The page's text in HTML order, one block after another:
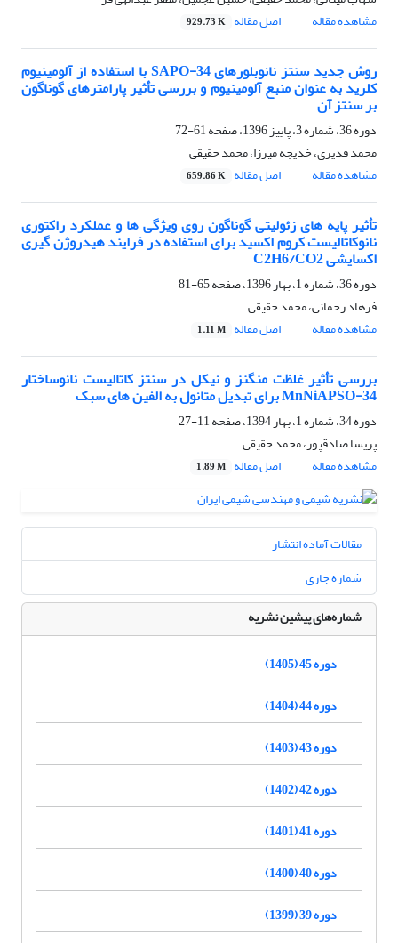
مشاهده مقاله
اصل مقاله 929.73 K
روش جدید سنتز نانوبلور‌های SAPO-34 با استفاده از آلومینیوم
کلرید به عنوان منبع آلومینیوم و بررسی تأثیر پارامترهای گوناگون
بر سنتز آن
دوره 36، شماره 3، پاییز 1396، صفحه
61-72
محمد قدیری، خدیجه میرزا، محمد حقیقی
مشاهده مقاله
اصل مقاله 659.86 K
تأثیر پایه های زئولیتی گوناگون روی ویژگی ها و عملکرد راکتوری
نانوکاتالیست کروم اکسید برای استفاده در فرایند هیدروژن گیری
اکسایشی C2H6/CO2
دوره 36، شماره 1، بهار 1396، صفحه
65-81
فرهاد رحمانی، محمد حقیقی
مشاهده مقاله
اصل مقاله 1.11 M
بررسی تأثیر غلظت منگنز و نیکل در سنتز کاتالیست نانوساختار
MnNiAPSO-34 برای تبدیل متانول به الفین های سبک
دوره 34، شماره 1، بهار 1394، صفحه
11-27
پریسا صادقپور، محمد حقیقی
مشاهده مقاله
اصل مقاله 1.89 M
مقالات آماده انتشار
شماره جاری
شماره‌های پیشین نشریه
دوره 45 (1405)
دوره 44 (1404)
دوره 43 (1403)
دوره 42 (1402)
دوره 41 (1401)
دوره 40 (1400)
دوره 39 (1399)